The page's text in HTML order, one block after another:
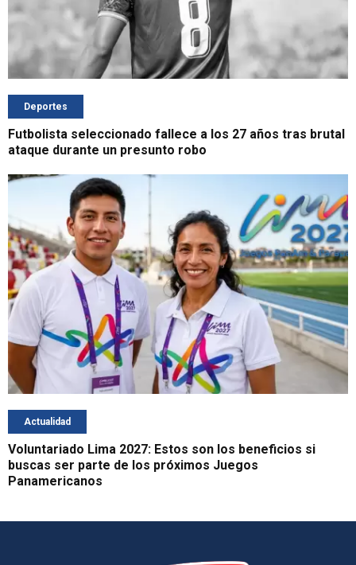
Deportes
Futbolista seleccionado fallece a los 27 años tras brutal
ataque durante un presunto robo
Actualidad
Voluntariado Lima 2027: Estos son los beneficios si
buscas ser parte de los próximos Juegos
Panamericanos